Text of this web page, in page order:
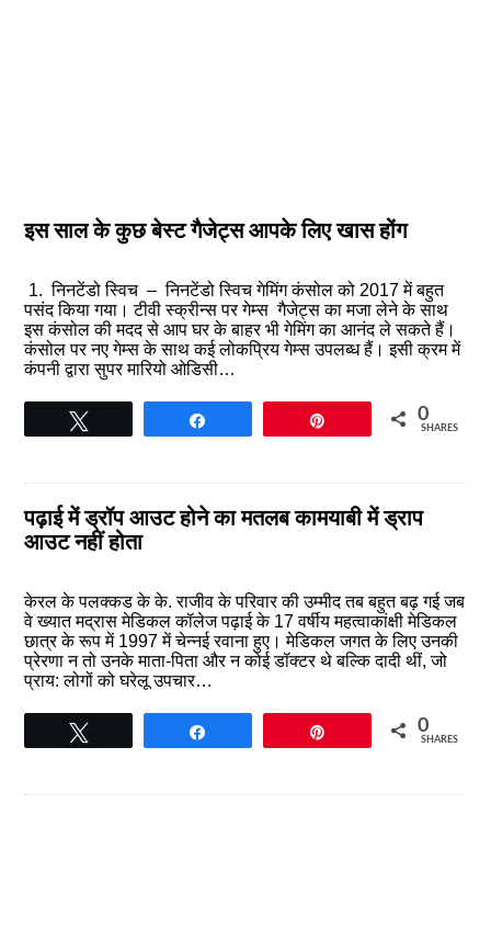
इस साल के कुछ बेस्ट गैजेट्स आपके लिए खास होंग
1. निनटेंडो स्विच – निनटेंडो स्विच गेमिंग कंसोल को 2017 में बहुत
पसंद किया गया। टीवी स्क्रीन्स पर गेम्स गैजेट्स का मजा लेने के साथ
इस कंसोल की मदद से आप घर के बाहर भी गेमिंग का आनंद ले सकते हैं।
कंसोल पर नए गेम्स के साथ कई लोकप्रिय गेम्स उपलब्ध हैं। इसी क्रम में
कंपनी द्वारा सुपर मारियो ओडिसी…
0
SHARES
पढ़ाई में ड्रॉप आउट होने का मतलब कामयाबी में ड्राप
आउट नहीं होता
केरल के पलक्कड के के. राजीव के परिवार की उम्मीद तब बहुत बढ़ गई जब
वे ख्यात मद्रास मेडिकल कॉलेज पढ़ाई के 17 वर्षीय महत्वाकांक्षी मेडिकल
छात्र के रूप में 1997 में चेन्नई रवाना हुए। मेडिकल जगत के लिए उनकी
प्रेरणा न तो उनके माता-पिता और न कोई डॉक्टर थे बल्कि दादी थीं, जो
प्राय: लोगों को घरेलू उपचार…
0
SHARES